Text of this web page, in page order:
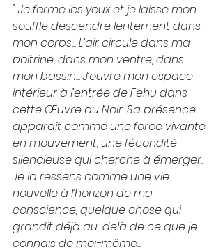
" Je ferme les yeux et je laisse mon
souffle descendre lentement dans
mon corps... L’air circule dans ma
poitrine, dans mon ventre, dans
mon bassin... J’ouvre mon espace
intérieur à l’entrée de Fehu dans
cette Œuvre au Noir. Sa présence
apparaît comme une force vivante
en mouvement, une fécondité
silencieuse qui cherche à émerger.
Je la ressens comme une vie
nouvelle à l’horizon de ma
conscience, quelque chose qui
grandit déjà au-delà de ce que je
connais de moi-même...